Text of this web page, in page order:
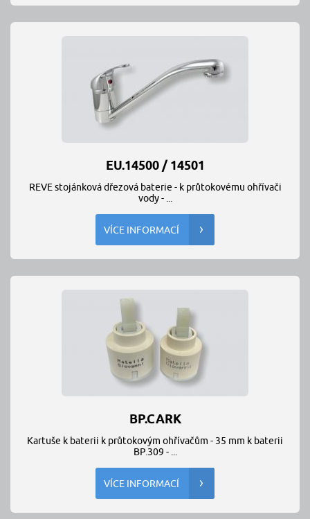
EU.14500 / 14501
REVE stojánková dřezová baterie - k průtokovému ohřívači
vody - ...
VÍCE INFORMACÍ
BP.CARK
Kartuše k baterii k průtokovým ohřívačům - 35 mm k baterii
BP.309 - ...
VÍCE INFORMACÍ